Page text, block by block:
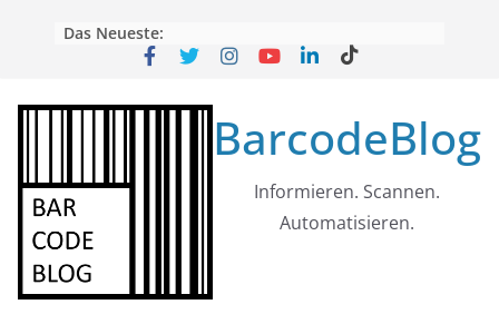
Das Neueste:
BarcodeBlog
Informieren. Scannen.
Automatisieren.